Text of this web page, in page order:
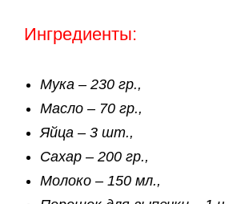
Ингредиенты:
Мука – 230 гр.,
Масло – 70 гр.,
Яйца – 3 шт.,
Сахар – 200 гр.,
Молоко – 150 мл.,